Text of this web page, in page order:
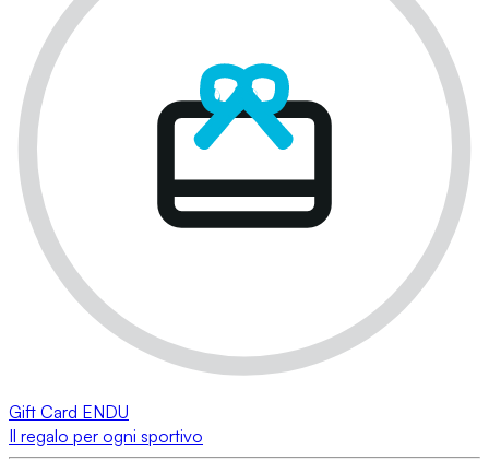
Gift Card ENDU
Il regalo per ogni sportivo